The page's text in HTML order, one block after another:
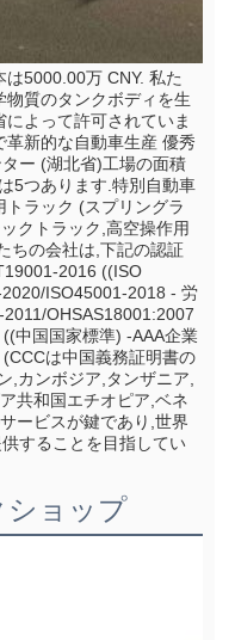
5000.00万 CNY. 私た
質のタンクボディを生
よって許可されていま
新的な自動車生産 優秀
ー (湖北省)工場の面積
5つあります.特別自動車
ラック (スプリングラ
クトラック,高空操作用
ちの会社は,下記の認証
2016 ((ISO
ISO45001-2018 - 労
OHSAS18001:2007
中国国家標準) -AAA企業
は中国義務証明書の
,カンボジア,タンザニア,
共和国エチオピア,ベネ
ービスが鍵であり,世界
することを目指してい
ショップ